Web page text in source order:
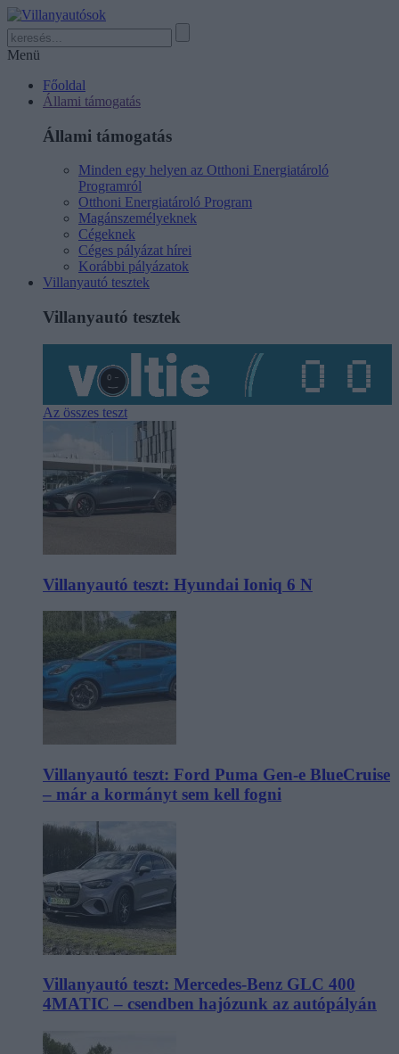
Menü
Főoldal
Állami támogatás
Állami támogatás
Minden egy helyen az Otthoni Energiatároló
Programról
Otthoni Energiatároló Program
Magánszemélyeknek
Cégeknek
Céges pályázat hírei
Korábbi pályázatok
Villanyautó tesztek
Villanyautó tesztek
Az összes teszt
Villanyautó teszt: Hyundai Ioniq 6 N
Villanyautó teszt: Ford Puma Gen-e BlueCruise
– már a kormányt sem kell fogni
Villanyautó teszt: Mercedes-Benz GLC 400
4MATIC – csendben hajózunk az autópályán